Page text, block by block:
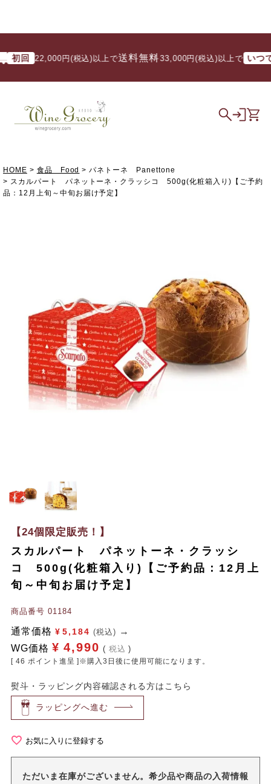
22,000円(税込)以上で送料無料/ 33,000円(税込)以上で いつでも
HOME 食品 Food
パネトーネ Panettone
スカルパート パネットーネ・クラッシコ 500g(化粧箱入り)【ご予約
品：12月上旬～中旬お届け予定】
【24個限定販売！】
スカルパート パネットーネ・クラッシ
コ 500g(化粧箱入り)【ご予約品：12月上
旬～中旬お届け予定】
商品番号 01184
通常価格 ¥ 5,184 (税込)
WG価格 ¥ 4,990 税込
[ 46 ポイント進呈 ]※購入3日後に使用可能になります。
熨斗・ラッピング内容確認される方はこちら
ラッピングへ進む
お気に入りに登録する
ただいま在庫がございません。希少品や商品の入荷情報